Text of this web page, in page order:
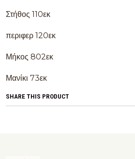
Στήθος 110εκ
περιφερ 120εκ
Μήκος 802εκ
Μανίκι 73εκ
SHARE THIS PRODUCT